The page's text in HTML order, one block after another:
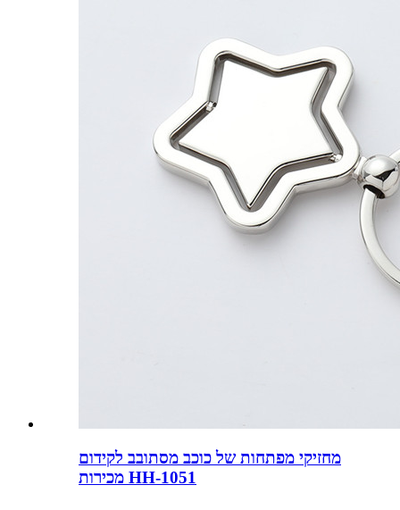
מחזיקי מפתחות של כוכב מסתובב לקידום
מכירות HH-1051